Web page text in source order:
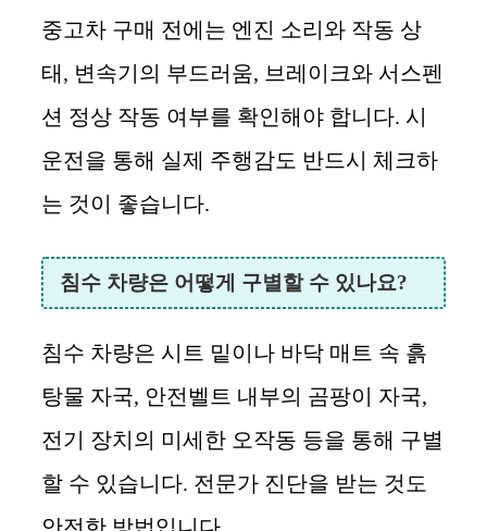
중고차 구매 전에는 엔진 소리와 작동 상
태, 변속기의 부드러움, 브레이크와 서스펜
션 정상 작동 여부를 확인해야 합니다. 시
운전을 통해 실제 주행감도 반드시 체크하
는 것이 좋습니다.
침수 차량은 어떻게 구별할 수 있나요?
침수 차량은 시트 밑이나 바닥 매트 속 흙
탕물 자국, 안전벨트 내부의 곰팡이 자국,
전기 장치의 미세한 오작동 등을 통해 구별
할 수 있습니다. 전문가 진단을 받는 것도